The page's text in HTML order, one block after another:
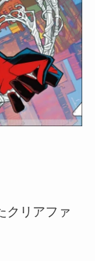
クリアファ